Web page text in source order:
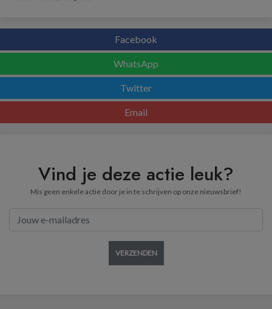
Facebook
WhatsApp
Twitter
Email
Vind je deze actie leuk?
Mis geen enkele actie door je in te schrijven op onze nieuwsbrief!
VERZENDEN